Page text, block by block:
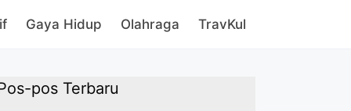
Gaya Hidup Olahraga TravKul
pos Terbaru